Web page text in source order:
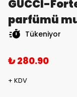
GUCCI-
parfümü
Tükeniyor
₺ 280.90
+ KDV